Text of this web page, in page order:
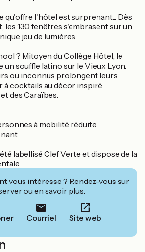
qu'offre l'hôtel est surprenant... Dès
les 130 fenêtres s'embrasent sur un
jeu de lumières.
? Mitoyen du Collège Hôtel, le
un souffle latino sur le Vieux Lyon.
ou inconnus prolongent leurs
à cocktails au décor inspiré
et des Caraïbes.
à mobilité réduite
été labellisé Clef Verte et dispose de la
vous intéresse ? Rendez-vous sur
ou en savoir plus.
Courriel Site web